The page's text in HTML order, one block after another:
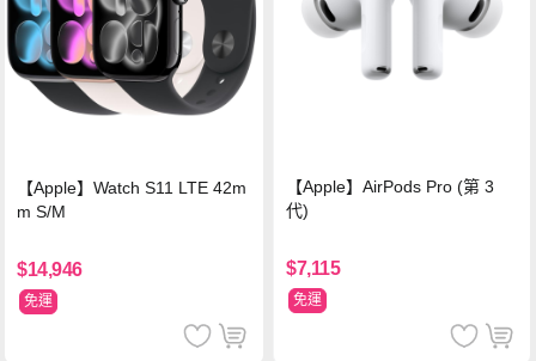
【Apple】Watch S11 LTE 42m
m S/M
$14,946
免運
【Apple】AirPods Pro (第 3
代)
$7,115
免運